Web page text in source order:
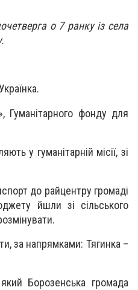
о 7 ранку із села
Гуманітарного фонду для
у гуманітарній місії, зі
до райцентру громаді
йшли зі сільського
за напрямками: Тягинка –
Борозенська громада